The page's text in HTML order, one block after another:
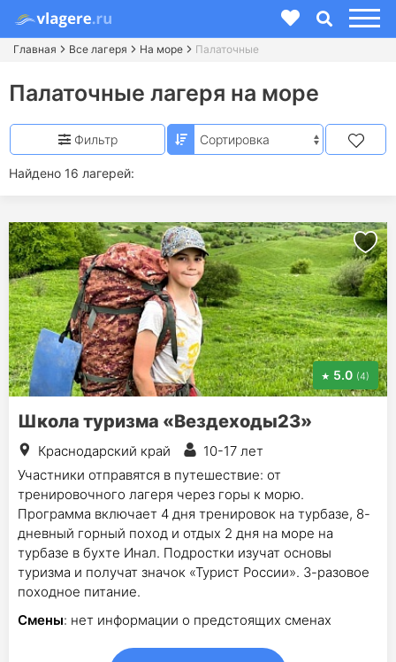
Главная Все лагеря На море Палаточные
Палаточные лагеря на море
Найдено 16 лагерей:
Фильтр
5.0 (4)
Школа туризма «Вездеходы23»
Краснодарский край
10-17 лет
Участники отправятся в путешествие: от
тренировочного лагеря через горы к морю.
Программа включает 4 дня тренировок на турбазе, 8-
дневный горный поход и отдых 2 дня на море на
турбазе в бухте Инал. Подростки изучат основы
туризма и получат значок «Турист России». 3-разовое
походное питание.
Смены: нет информации о предстоящих сменах